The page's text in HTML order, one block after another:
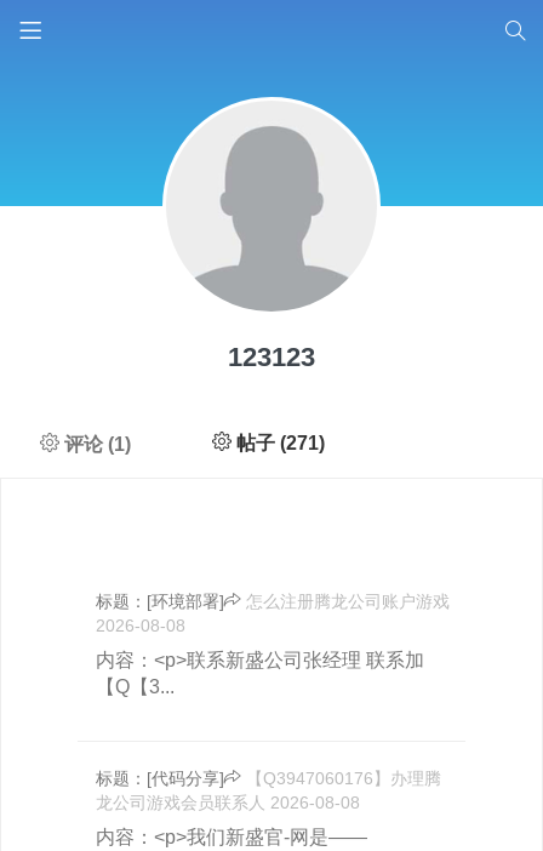
123123
评论 (1) 帖子 (271)
标题： [环境部署]
怎么注册腾龙公司账户游戏
2026-08-08
内容：<p>联系新盛公司张经理 联系加
【Q【3...
标题： [代码分享]
【Q3947060176】办理腾
龙公司游戏会员联系人 2026-08-08
内容：<p>我们新盛官-网是——